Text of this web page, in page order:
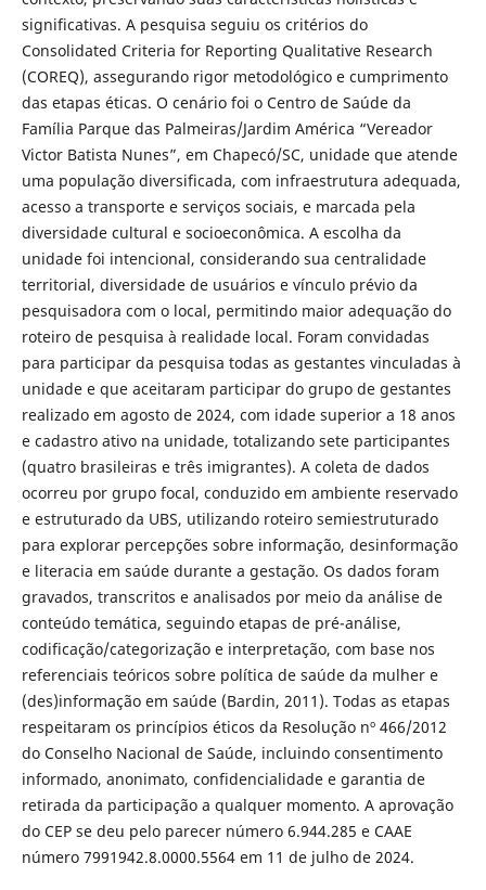
significativas. A pesquisa seguiu os critérios do
Consolidated Criteria for Reporting Qualitative Research
(COREQ), assegurando rigor metodológico e cumprimento
das etapas éticas. O cenário foi o Centro de Saúde da
Família Parque das Palmeiras/Jardim América “Vereador
Victor Batista Nunes”, em Chapecó/SC, unidade que atende
uma população diversificada, com infraestrutura adequada,
acesso a transporte e serviços sociais, e marcada pela
diversidade cultural e socioeconômica. A escolha da
unidade foi intencional, considerando sua centralidade
territorial, diversidade de usuários e vínculo prévio da
pesquisadora com o local, permitindo maior adequação do
roteiro de pesquisa à realidade local. Foram convidadas
para participar da pesquisa todas as gestantes vinculadas à
unidade e que aceitaram participar do grupo de gestantes
realizado em agosto de 2024, com idade superior a 18 anos
e cadastro ativo na unidade, totalizando sete participantes
(quatro brasileiras e três imigrantes). A coleta de dados
ocorreu por grupo focal, conduzido em ambiente reservado
e estruturado da UBS, utilizando roteiro semiestruturado
para explorar percepções sobre informação, desinformação
e literacia em saúde durante a gestação. Os dados foram
gravados, transcritos e analisados por meio da análise de
conteúdo temática, seguindo etapas de pré-análise,
codificação/categorização e interpretação, com base nos
referenciais teóricos sobre política de saúde da mulher e
(des)informação em saúde (Bardin, 2011). Todas as etapas
respeitaram os princípios éticos da Resolução nº 466/2012
do Conselho Nacional de Saúde, incluindo consentimento
informado, anonimato, confidencialidade e garantia de
retirada da participação a qualquer momento. A aprovação
do CEP se deu pelo parecer número 6.944.285 e CAAE
número 7991942.8.0000.5564 em 11 de julho de 2024.